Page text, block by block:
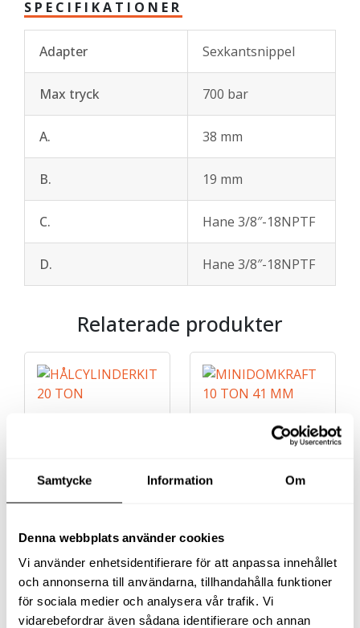
Samtycke Information Om
Denna webbplats använder cookies
Vi använder enhetsidentifierare för att anpassa innehållet
och annonserna till användarna, tillhandahålla funktioner
för sociala medier och analysera vår trafik. Vi
vidarebefordrar även sådana identifierare och annan
SPECIFIKATIONER
Adapter Sexkantsnippel
Max tryck 700 bar
A. 38 mm
B. 19 mm
C. Hane 3/8″-18NPTF
D. Hane 3/8″-18NPTF
Relaterade produkter
TON MED HANDPUMP
19 899kr exkl moms
(24 873.75kr inkl moms)
Köp
4 955
( 6 193.75kr inkl moms)
Köp